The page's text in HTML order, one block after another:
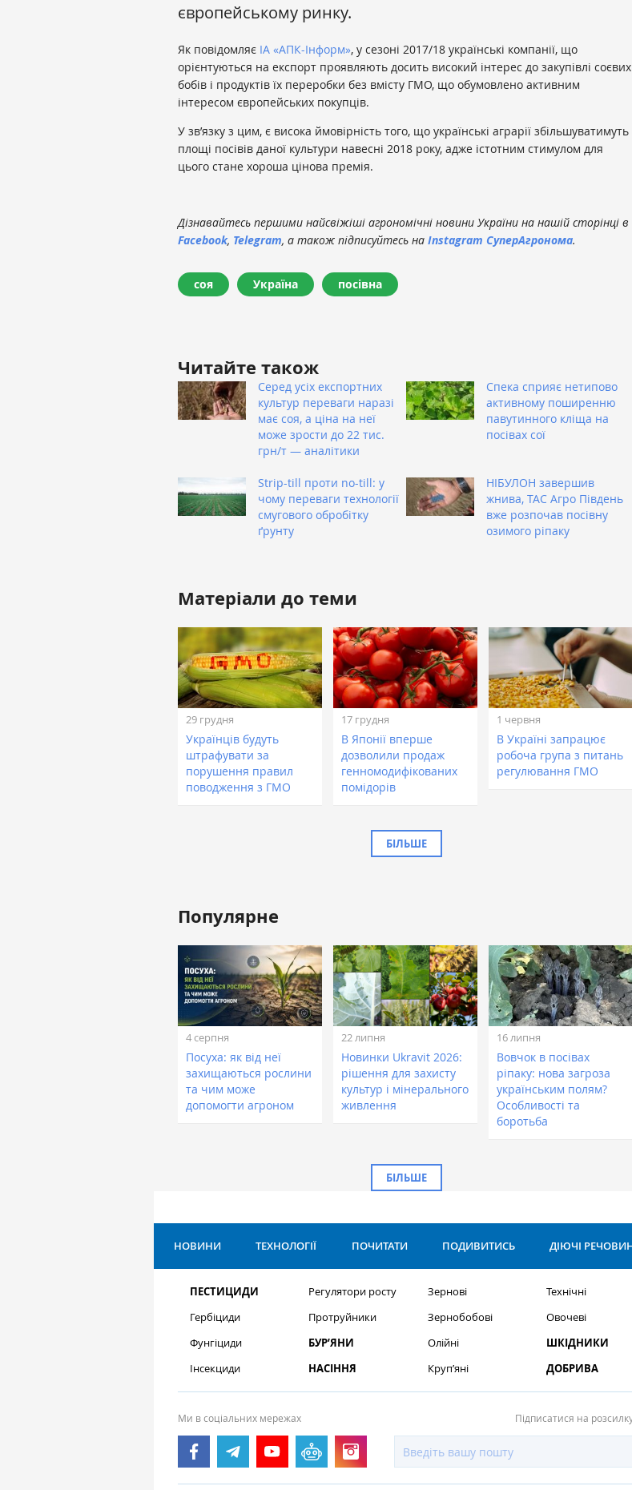
європейському ринку.
Як повідомляє ІА «АПК-Інформ», у сезоні 2017/18 українські компанії, що
орієнтуються на експорт проявляють досить високий інтерес до закупівлі соєвих
бобів і продуктів їх переробки без вмісту ГМО, що обумовлено активним
інтересом європейських покупців.
У зв’язку з цим, є висока ймовірність того, що українські аграрії збільшуватимуть
площі посівів даної культури навесні 2018 року, адже істотним стимулом для
цього стане хороша цінова премія.
Дізнавайтесь першими найсвіжіші агрономічні новини України на нашій сторінці в
Facebook, Telegram, а також підписуйтесь на Instagram СуперАгронома.
соя Україна посівна
Читайте також
Серед усіх експортних
культур переваги наразі
має соя, а ціна на неї
може зрости до 22 тис.
грн/т — аналітики
Спека сприяє нетипово
активному поширенню
павутинного кліща на
посівах сої
Strip-till проти no-till: у
чому переваги технології
смугового обробітку
ґрунту
НІБУЛОН завершив
жнива, ТАС Агро Південь
вже розпочав посівну
озимого ріпаку
Матеріали до теми
29 грудня
Українців будуть
штрафувати за
порушення правил
поводження з ГМО
17 грудня
В Японії вперше
дозволили продаж
генномодифікованих
помідорів
1 червня
В Україні запрацює
робоча група з питань
регулювання ГМО
БІЛЬШЕ
Популярне
4 серпня
Посуха: як від неї
захищаються рослини
та чим може
допомогти агроном
22 липня
Новинки Ukravit 2026:
рішення для захисту
культур і мінерального
живлення
16 липня
Вовчок в посівах
ріпаку: нова загроза
українським полям?
Особливості та
боротьба
БІЛЬШЕ
НОВИНИ ТЕХНОЛОГІЇ ПОЧИТАТИ ПОДИВИТИСЬ ДІЮЧІ
ПЕСТИЦИДИ
Гербіциди
Фунгіциди
Інсекциди
Регулятори росту
Протруйники
БУР’ЯНИ
НАСІННЯ
Зернові
Зернобобові
Олійні
Круп’яні
Технічні
Овочеві
ШКІДНИКИ
ДОБРИВА
Ми в соціальних мережах Підписатися на